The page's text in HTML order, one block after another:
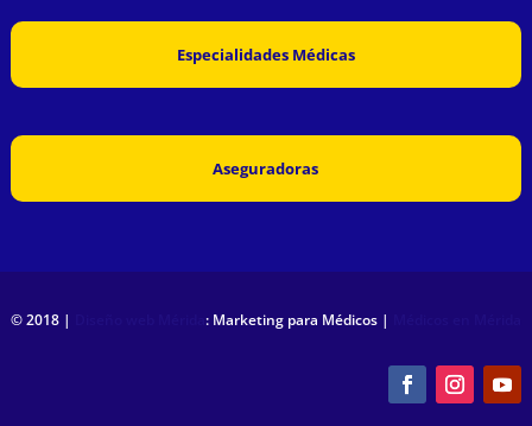
Especialidades Médicas
Aseguradoras
© 2018 | : Marketing para Médicos |